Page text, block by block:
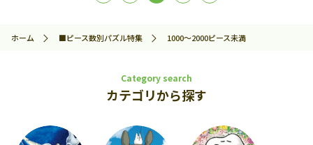
ホーム ■ピース数別パズル特集 1000～2000ピース未満
Category search
カテゴリから探す